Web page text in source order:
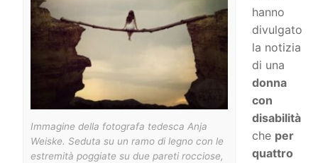
Immagine della fotografa tedesca Anja
Weiske. Seduta su un ramo di legno con le
estremità poggiate su due pareti rocciose,
hanno
divulgato
la notizia
di una
donna
con
disabilità
che per
quattro